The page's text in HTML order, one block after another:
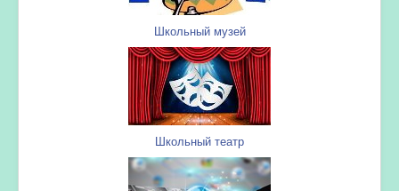
Школьный музей
Школьный театр